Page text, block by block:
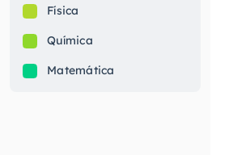
Física
Química
Matemática